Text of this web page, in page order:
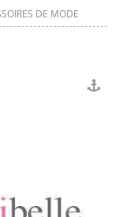
DE MODE